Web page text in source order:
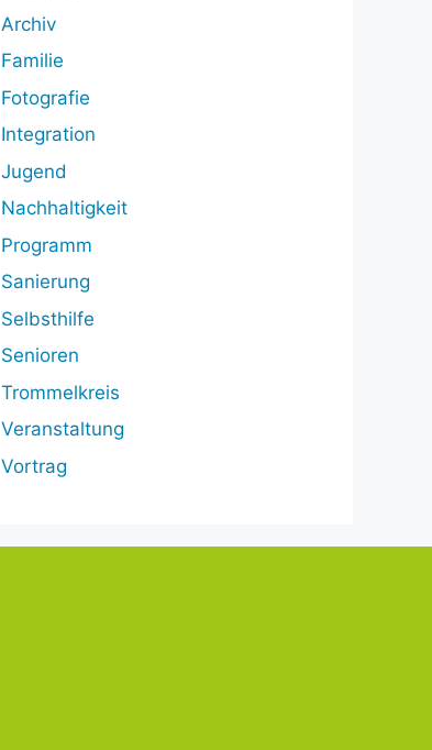
Archiv
Familie
Fotografie
Integration
Jugend
Nachhaltigkeit
Programm
Sanierung
Selbsthilfe
Senioren
Trommelkreis
Veranstaltung
Vortrag